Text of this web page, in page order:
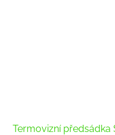
Termovizní předsádka